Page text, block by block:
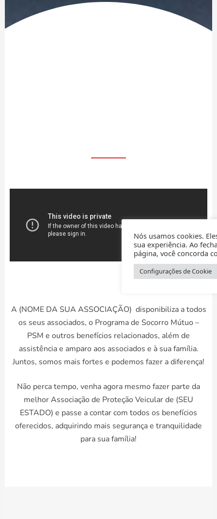
A (NOME DA SUA ASSOCIAÇÃO) disponibiliza a todos
os seus associados, o Programa de Socorro Mútuo –
PSM e outros benefícios relacionados, além de
assistência e amparo aos associados e à sua família.
Juntos, somos mais fortes e podemos fazer a diferença!
Não perca tempo, venha agora mesmo fazer parte da
melhor Associação de Proteção Veicular de (SEU
ESTADO) e passe a contar com todos os benefícios
oferecidos, adquirindo mais segurança e tranquilidade
para sua família!
Nós usamos cookies.
sua experiência. Ao
página, você concorda
Configurações de Cookie